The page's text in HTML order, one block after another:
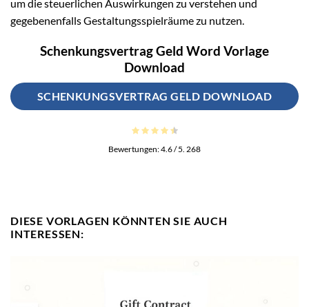
um die steuerlichen Auswirkungen zu verstehen und
gegebenenfalls Gestaltungsspielräume zu nutzen.
Schenkungsvertrag Geld Word Vorlage
Download
SCHENKUNGSVERTRAG GELD DOWNLOAD
Bewertungen:4.6/ 5. 268
DIESE VORLAGEN KÖNNTEN SIE AUCH
INTERESSEN: